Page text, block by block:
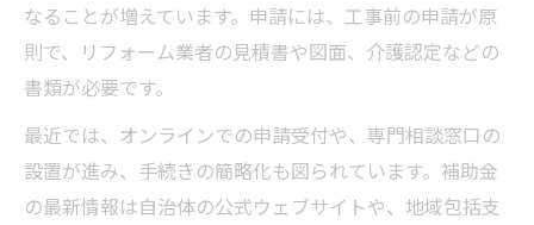
なることが増えています。申請には、工事前の申請が原
則で、リフォーム業者の見積書や図面、介護認定などの
書類が必要です。
最近では、オンラインでの申請受付や、専門相談窓口の
設置が進み、手続きの簡略化も図られています。補助金
の最新情報は自治体の公式ウェブサイトや、地域包括支